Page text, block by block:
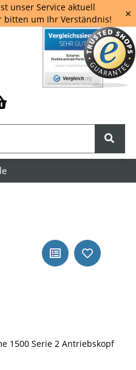
unser Service aktuell
um Ihr Verständnis!
×